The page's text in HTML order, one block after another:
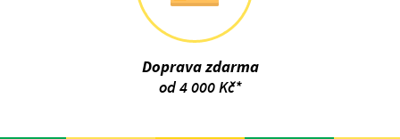
Doprava zdarma
od 4 000 Kč*